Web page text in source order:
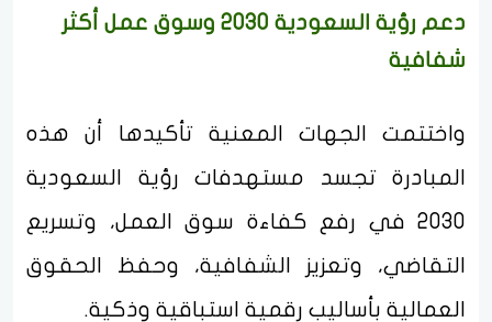
دعم رؤية السعودية 2030 وسوق عمل أكثر
شفافية
واختتمت الجهات المعنية تأكيدها أن هذه
المبادرة تجسد مستهدفات رؤية السعودية
2030 في رفع كفاءة سوق العمل، وتسريع
التقاضي، وتعزيز الشفافية، وحفظ الحقوق
العمالية بأساليب رقمية استباقية وذكية.